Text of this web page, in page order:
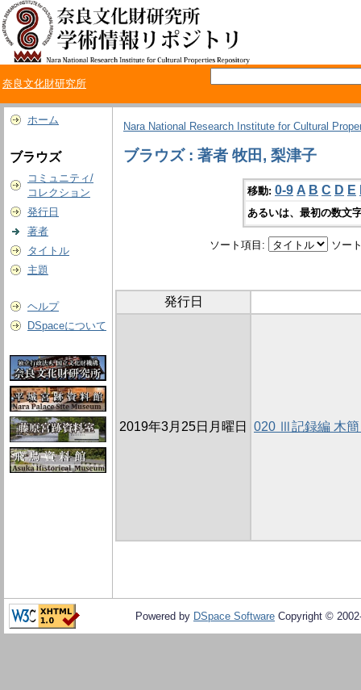
奈良文化財研究所
ホーム
ブラウズ
コミュニティ/
コレクション
発行日
著者
タイトル
主題
ヘルプ
DSpaceについて
Nara National Research Institute for Cultural
ブラウズ : 著者 牧田, 梨津子
移動: 0-9 A B C D E
あるいは、最初の数文
ソート項目: ソー
発行日
2019年3月25日月曜日 020 Ⅲ記録編 木簡
Powered by DSpace Software Copyright ©